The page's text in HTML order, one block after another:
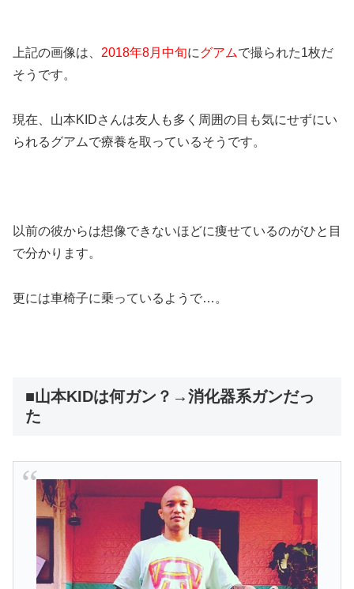
上記の画像は、 2018年8月中旬にグアムで撮られた1枚だ
そうです。
現在、山本KIDさんは友人も多く周囲の目も気にせずにい
られるグアムで療養を取っているそうです。
以前の彼からは想像できないほどに痩せているのがひと目
で分かります。
更には車椅子に乗っているようで…。
■山本KIDは何ガン？→消化器系ガンだっ
た